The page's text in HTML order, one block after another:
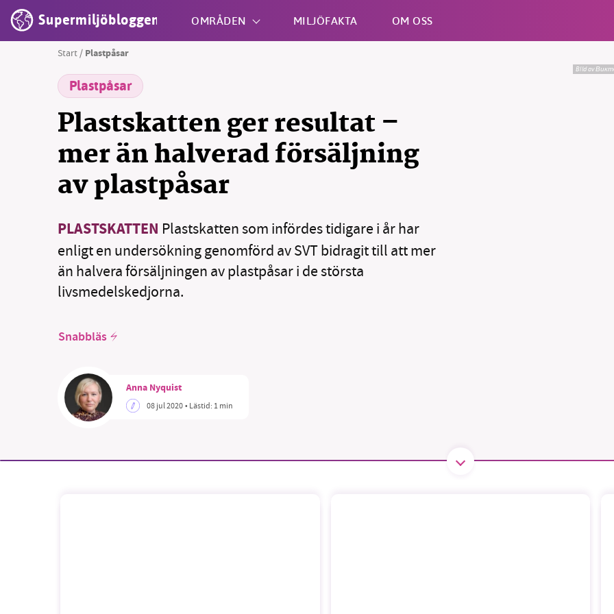
Supermiljöbloggen OMRÅDEN MILJÖFAKTA OM OSS
Start / Plastpåsar
Plastpåsar
Plastskatten ger resultat –
mer än halverad försäljning
av plastpåsar
PLASTSKATTEN Plastskatten som infördes tidigare i år har
enligt en undersökning genomförd av SVT bidragit till att mer
än halvera försäljningen av plastpåsar i de största
livsmedelskedjorna.
Snabbläs
Anna Nyquist
08 jul 2020• Lästid: 1 min
BIld av